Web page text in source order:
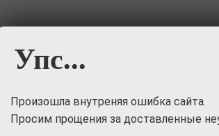
Упс...
Произошла внутреняя ошибка сайта.
Просим прощения за доставленные